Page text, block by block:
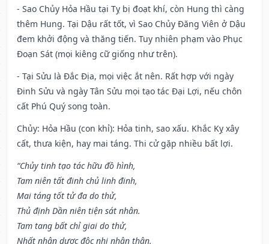
- Sao Chủy Hỏa Hầu tại Tỵ bị đoạt khí, còn Hung thì càng
thêm Hung. Tại Dậu rất tốt, vì Sao Chủy Đăng Viên ở Dậu
đem khởi động và thăng tiến. Tuy nhiên phạm vào Phục
Đoạn Sát (mọi kiêng cữ giống như trên).
- Tại Sửu là Đắc Địa, mọi việc ắt nên. Rất hợp với ngày
Đinh Sửu và ngày Tân Sửu mọi tạo tác Đại Lợi, nếu chôn
cất Phú Quý song toàn.
Chủy: Hỏa Hầu (con khỉ): Hỏa tinh, sao xấu. Khắc Kỵ xây
cất, thưa kiện, hay mai táng. Thi cử gặp nhiều bất lợi.
“Chủy tinh tạo tác hữu đồ hình,
Tam niên tất đinh chủ linh đinh,
Mai táng tốt tử đa do thử,
Thủ định Dần niên tiện sát nhân.
Tam tang bất chỉ giai do thử,
Nhất nhân dược độc nhị nhân thân.